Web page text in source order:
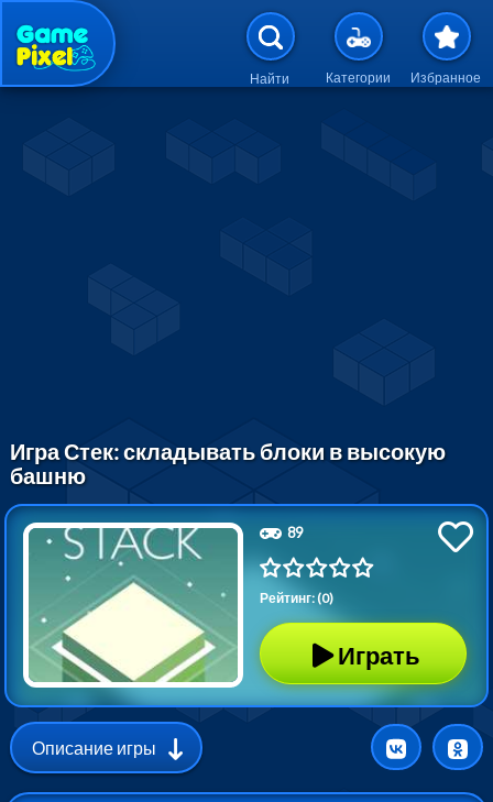
Перейти к основному
Найти Категории Избранное
Игра Стек: складывать блоки в высокую
башню
89
Рейтинг: (0)
Играть
Описание игры